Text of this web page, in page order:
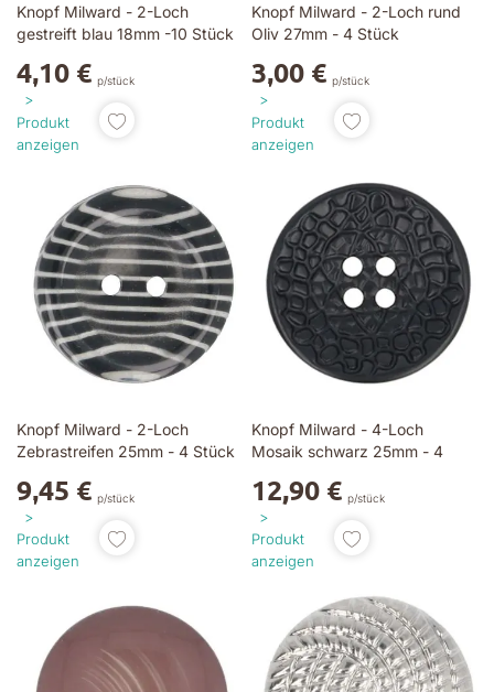
Knopf Milward - 2-Loch
gestreift blau 18mm -10 Stück
4,10 € p/stück
Produkt
anzeigen
Knopf Milward - 2-Loch rund
Oliv 27mm - 4 Stück
3,00 € p/stück
Produkt
anzeigen
Knopf Milward - 2-Loch
Zebrastreifen 25mm - 4 Stück
9,45 € p/stück
Produkt
anzeigen
Knopf Milward - 4-Loch
Mosaik schwarz 25mm - 4
12,90 € p/stück
Produkt
anzeigen